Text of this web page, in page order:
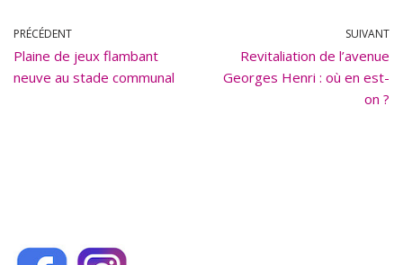
b
o
o
PRÉCÉDENT
Plaine de jeux flambant
neuve au stade communal
SUIVANT
Revitaliation de l’avenue
Georges Henri : où en est-
on ?